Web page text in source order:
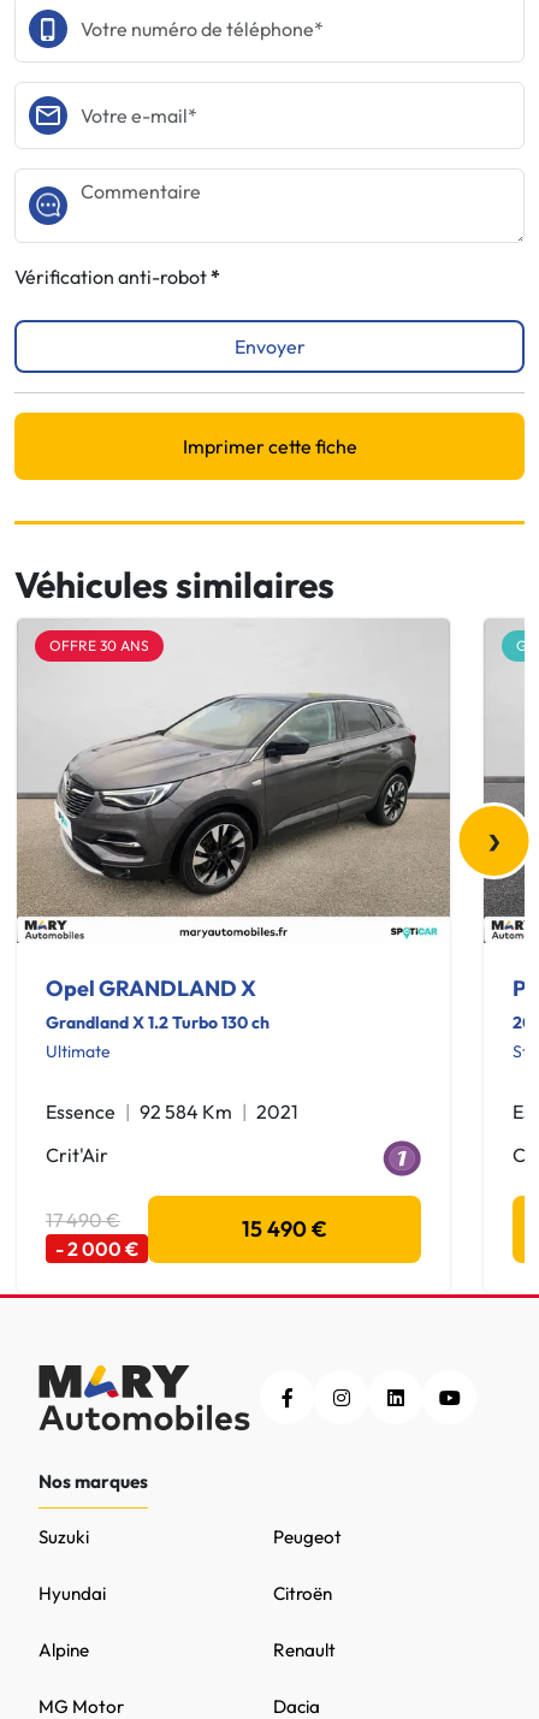
Vérification anti-robot
Envoyer
Imprimer cette fiche
Véhicules similaires
OFFRE 30 ANS
Opel GRANDLAND X
Grandland X 1.2 Turbo 130 ch
Ultimate
Essence 92 584 Km
2021
Crit'Air
17 490 €
- 2 000 €
15 490 €
›
Nos marques
Peugeot
MG Motor
Citroën
Renault
Hyundai
Dacia
Alpine
Suzuki